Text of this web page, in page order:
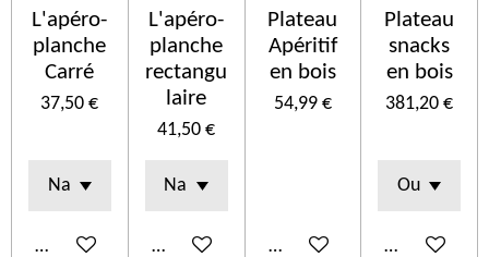
L'apéro-
planche
Carré
37,50 €
Añadir al carrito
L'apéro-
planche
rectangu
laire
41,50 €
Añadir al carrito
Plateau
Apéritif
en bois
54,99 €
Añadir al carrito
Plateau
snacks
en bois
381,20 €
Añadir al